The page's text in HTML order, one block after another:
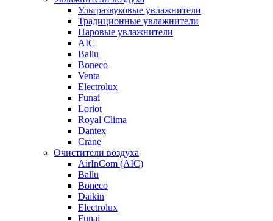
Ультразвуковые увлажнители
Традиционные увлажнители
Паровые увлажнители
AIC
Ballu
Boneco
Venta
Electrolux
Funai
Loriot
Royal Clima
Dantex
Crane
Очистители воздуха
AirInCom (AIC)
Ballu
Boneco
Daikin
Electrolux
Funai